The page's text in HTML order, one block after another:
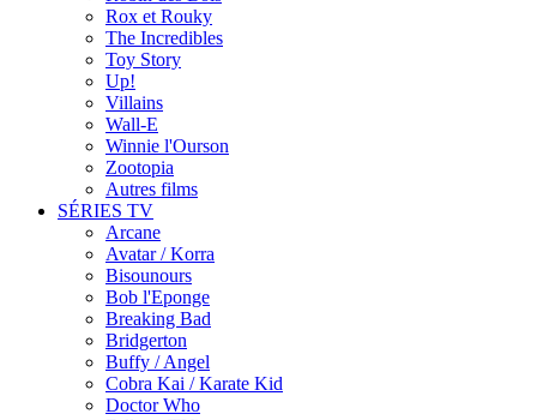
Rox et Rouky
The Incredibles
Toy Story
Up!
Villains
Wall-E
Winnie l'Ourson
Zootopia
Autres films
SÉRIES TV
Arcane
Avatar / Korra
Bisounours
Bob l'Eponge
Breaking Bad
Bridgerton
Buffy / Angel
Cobra Kai / Karate Kid
Doctor Who